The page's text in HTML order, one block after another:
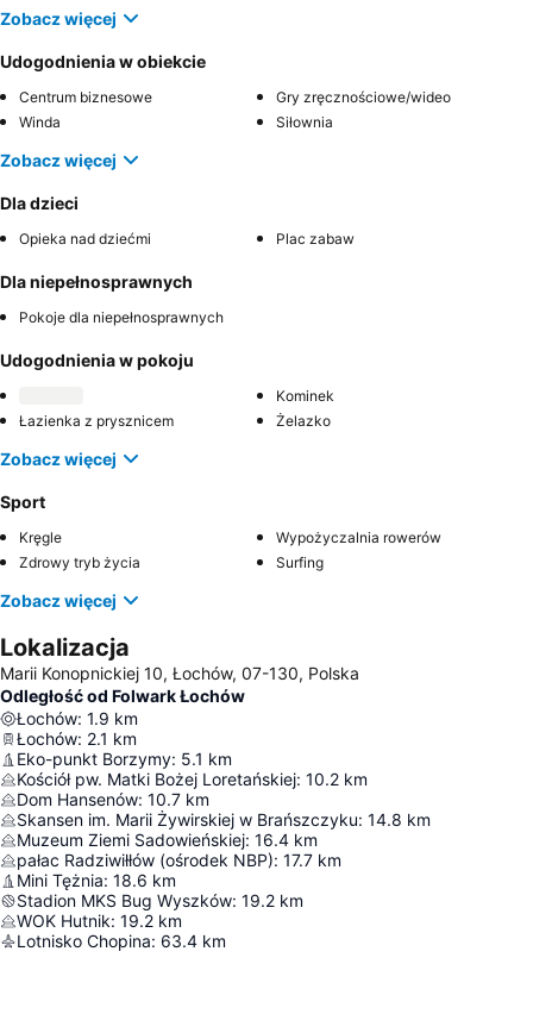
Zobacz więcej
Udogodnienia w obiekcie
Centrum biznesowe
Gry zręcznościowe/wideo
Winda
Siłownia
Zobacz więcej
Dla dzieci
Opieka nad dziećmi Plac zabaw
Dla niepełnosprawnych
Pokoje dla niepełnosprawnych
Udogodnienia w pokoju
Kominek
Łazienka z prysznicem
Żelazko
Zobacz więcej
Sport
Kręgle
Wypożyczalnia rowerów
Zdrowy tryb życia
Surfing
Zobacz więcej
Lokalizacja
Marii Konopnickiej 10, Łochów, 07-130, Polska
Odległość od Folwark Łochów
Łochów: 1.9 km
Łochów: 2.1 km
Eko-punkt Borzymy: 5.1 km
Kościół pw. Matki Bożej Loretańskiej: 10.2 km
Dom Hansenów: 10.7 km
Skansen im. Marii Żywirskiej w Brańszczyku: 14.8 km
Muzeum Ziemi Sadowieńskiej: 16.4 km
pałac Radziwiłłów (ośrodek NBP): 17.7 km
Mini Tężnia: 18.6 km
Stadion MKS Bug Wyszków: 19.2 km
WOK Hutnik: 19.2 km
Lotnisko Chopina: 63.4 km